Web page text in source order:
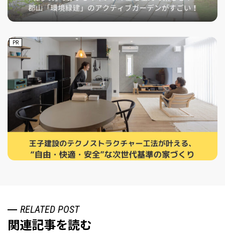
PR
RELATED POST
関連記事を読む